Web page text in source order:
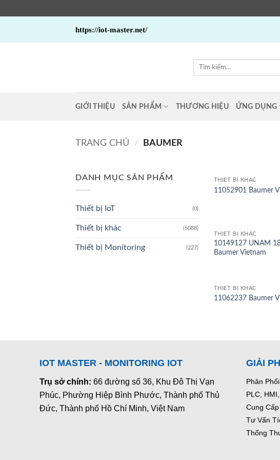
https://iot-master.net/
Tìm
GIỚI THIỆU SẢN PHẨM THƯƠNG HIỆU ỨNG DỤNG
TRANG CHỦ / BAUMER
DANH MỤC SẢN PHẨM
Thiết bị IoT (0)
Thiết bị khác (5088)
Thiết bị Monitoring (227)
THIẾT BỊ KHÁC
11052901 Baumer
THIẾT BỊ KHÁC
10149127 UNAM
Baumer Vietnam
THIẾT BỊ KHÁC
11062237 Baumer
IOT MASTER - MONITORING IOT
Trụ sở chính: 66 đường số 36, Khu Đô Thị Vạn
Phúc, Phường Hiệp Bình Phước, Thành phố Thủ
Đức, Thành phố Hồ Chí Minh, Việt Nam
GIẢI
Phân
PLC,
Cung
Tư Vấn
Thống